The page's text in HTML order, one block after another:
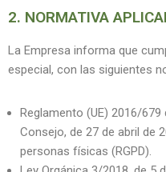
2. NORMATIVA
La Empresa informa que
especial, con las siguientes
Reglamento (UE) 2016/
Consejo, de 27 de abril de
personas físicas (RGPD).